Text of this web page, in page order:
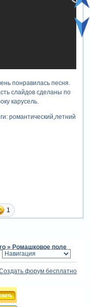
понравилась песня.
слайдов сделаны по
карусель.
романтический,летний
1
» Ромашковое поле
форум бесплатно